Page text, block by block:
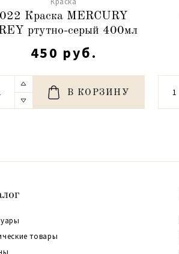
022 Краска MERCURY
ртутно-серый 400мл
450 руб.
В КОРЗИНУ
товары